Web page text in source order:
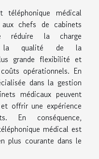
téléphonique médical
chefs de cabinets
réduire la charge
la qualité de la
grande flexibilité et
opérationnels. En
dans la gestion
médicaux peuvent
offrir une expérience
En conséquence,
médical est
plus courante dans le